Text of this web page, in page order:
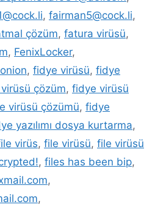
, fairman5@cock.li,
çözüm, fatura virüsü,
, FenixLocker,
, fidye virüsü, fidye
çözüm, fidye virüsü
virüsü çözümü, fidye
yazılımı dosya kurtarma,
virüs, file virüsü, file virüsü
, files has been bip,
,
,